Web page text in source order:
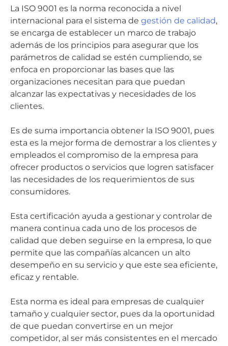
La ISO 9001 es la norma reconocida a nivel
internacional para el sistema de gestión de calidad,
se encarga de establecer un marco de trabajo
además de los principios para asegurar que los
parámetros de calidad se estén cumpliendo, se
enfoca en proporcionar las bases que las
organizaciones necesitan para que puedan
alcanzar las expectativas y necesidades de los
clientes.
Es de suma importancia obtener la ISO 9001, pues
esta es la mejor forma de demostrar a los clientes y
empleados el compromiso de la empresa para
ofrecer productos o servicios que logren satisfacer
las necesidades de los requerimientos de sus
consumidores.
Esta certificación ayuda a gestionar y controlar de
manera continua cada uno de los procesos de
calidad que deben seguirse en la empresa, lo que
permite que las compañías alcancen un alto
desempeño en su servicio y que este sea eficiente,
eficaz y rentable.
Esta norma es ideal para empresas de cualquier
tamaño y cualquier sector, pues da la oportunidad
de que puedan convertirse en un mejor
competidor, al ser más consistentes en el mercado